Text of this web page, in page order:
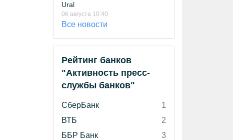
Ural
06 августа 10:40
Все новости
Рейтинг банков
"Активность пресс-
службы банков"
СберБанк
1
ВТБ
2
ББР Банк
3